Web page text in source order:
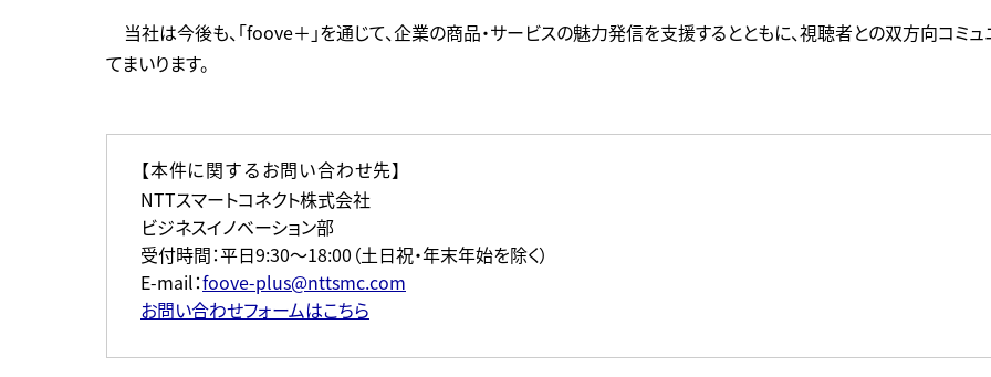
当社は今後も、「foove＋」を通じて、企業の商品・サービスの魅力発信を支援するとともに、視聴者との双方向コ
てまいります。
【本件に関するお問い合わせ先】
NTTスマートコネクト株式会社
ビジネスイノベーション部
受付時間：平日9:30～18:00（土日祝・年末年始を除く）
E-mail：foove-plus@nttsmc.com
お問い合わせフォームはこちら